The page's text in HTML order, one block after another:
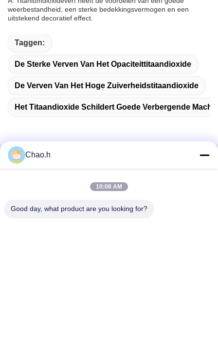
weerbestandheid, een sterke bedekkingsvermogen en een
uitstekend decoratief effect.
Taggen:
De Sterke Verven Van Het Opaciteittitaandioxide
De Verven Van Het Hoge Zuiverheidstitaandioxide
Het Titaandioxide Schildert Goede Verbergende Macht
Snel contact
1st Verdieping, No.40, No.69, de Middenstraat van
Chao.h
10:08 AM
Good day, what product are you looking for?